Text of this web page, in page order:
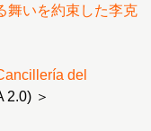
舞いを約束した李克
del
2.0) ＞